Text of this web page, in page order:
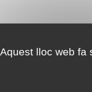
Aquest lloc web fa